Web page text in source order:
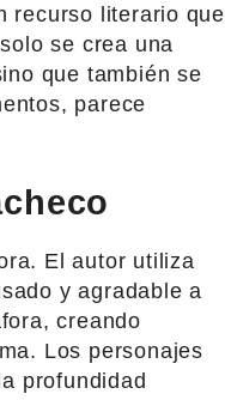
recurso literario que
se crea una
que también se
parece
El autor utiliza
y agradable a
creando
Los personajes
profundidad